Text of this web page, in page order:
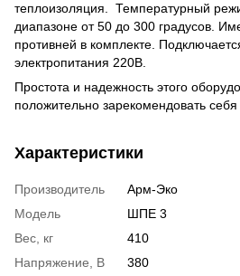
теплоизоляция. Температурный
диапазоне от 50 до 300 градусов.
противней в комплекте.
электропитания 220В.
Простота и надежность этого
положительно зарекомендовать
Характеристики
Производитель
Арм-Эко
Модель
ШПЕ 3
Вес, кг
410
Напряжение, В
380